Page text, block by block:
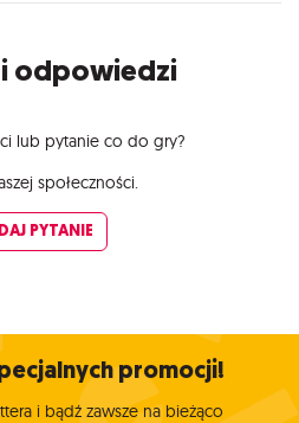
odpowiedzi
lub pytanie co do gry?
społeczności.
PYTANIE
promocji!
i bądź zawsze na bieżąco